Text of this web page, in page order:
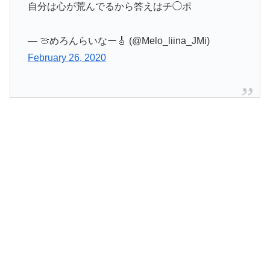
自分は心が荒んでるから答えはチ◯ポ
— 🍈めろんらいなー🎸 (@Melo_liina_JMi)
February 26, 2020